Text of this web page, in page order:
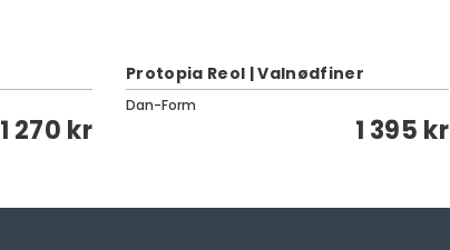
1 270 kr
Protopia Reol | Valnødfiner
Dan-Form
1 395 kr